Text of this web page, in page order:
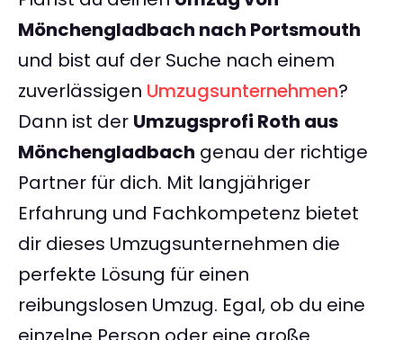
Mönchengladbach nach Portsmouth
und bist auf der Suche nach einem
zuverlässigen Umzugsunternehmen?
Dann ist der Umzugsprofi Roth aus
Mönchengladbach genau der richtige
Partner für dich. Mit langjähriger
Erfahrung und Fachkompetenz bietet
dir dieses Umzugsunternehmen die
perfekte Lösung für einen
reibungslosen Umzug. Egal, ob du eine